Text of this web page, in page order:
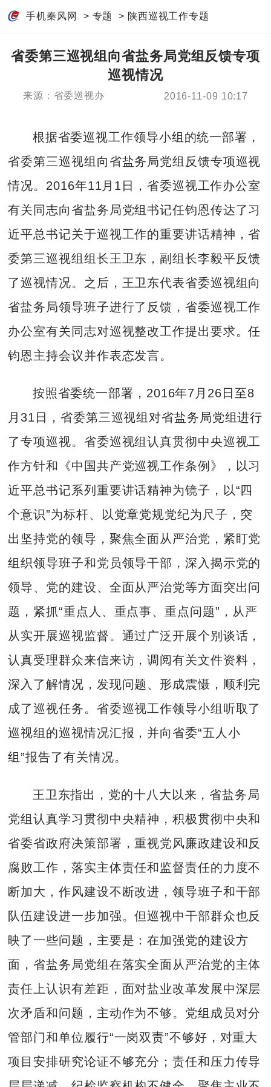
手机秦风网 > 专题 > 陕西巡视工作专题
省委第三巡视组向省盐务局党组反馈专项
巡视情况
来源：省委巡视办 2016-11-09 10:17
根据省委巡视工作领导小组的统一部署，
省委第三巡视组向省盐务局党组反馈专项巡视
情况。2016年11月1日，省委巡视工作办公室
有关同志向省盐务局党组书记任钧恩传达了习
近平总书记关于巡视工作的重要讲话精神，省
委第三巡视组组长王卫东，副组长李毅平反馈
了巡视情况。之后，王卫东代表省委巡视组向
省盐务局领导班子进行了反馈，省委巡视工作
办公室有关同志对巡视整改工作提出要求。任
钧恩主持会议并作表态发言。
按照省委统一部署，2016年7月26日至8
月31日，省委第三巡视组对省盐务局党组进行
了专项巡视。省委巡视组认真贯彻中央巡视工
作方针和《中国共产党巡视工作条例》，以习
近平总书记系列重要讲话精神为镜子，以“四
个意识”为标杆、以党章党规党纪为尺子，突
出坚持党的领导，聚焦全面从严治党，紧盯党
组织领导班子和党员领导干部，深入揭示党的
领导、党的建设、全面从严治党等方面突出问
题，紧抓“重点人、重点事、重点问题”，从严
从实开展巡视监督。通过广泛开展个别谈话，
认真受理群众来信来访，调阅有关文件资料，
深入了解情况，发现问题、形成震慑，顺利完
成了巡视任务。省委巡视工作领导小组听取了
巡视组的巡视情况汇报，并向省委“五人小
组”报告了有关情况。
王卫东指出，党的十八大以来，省盐务局
党组认真学习贯彻中央精神，积极贯彻中央和
省委省政府决策部署，重视党风廉政建设和反
腐败工作，落实主体责任和监督责任的力度不
断加大，作风建设不断改进，领导班子和干部
队伍建设进一步加强。但巡视中干部群众也反
映了一些问题，主要是：在加强党的建设方
面，省盐务局党组在落实全面从严治党的主体
责任上认识有差距，面对盐业改革发展中深层
次矛盾和问题，主动作为不够。党组成员对分
管部门和单位履行“一岗双责”不够好，对重大
项目安排研究论证不够充分；责任和压力传导